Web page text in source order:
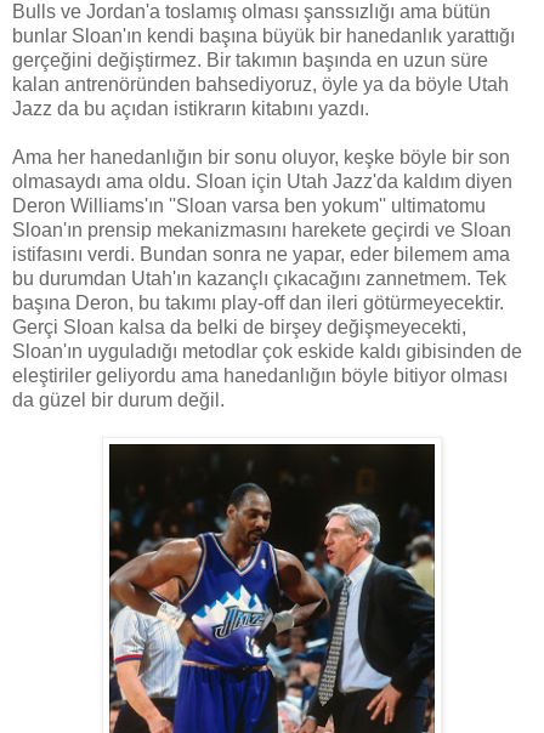
Bulls ve Jordan'a toslamış olması şanssızlığı ama bütün
bunlar Sloan'ın kendi başına büyük bir hanedanlık yarattığı
gerçeğini değiştirmez. Bir takımın başında en uzun süre
kalan antrenöründen bahsediyoruz, öyle ya da böyle Utah
Jazz da bu açıdan istikrarın kitabını yazdı.
Ama her hanedanlığın bir sonu oluyor, keşke böyle bir son
olmasaydı ama oldu. Sloan için Utah Jazz'da kaldım diyen
Deron Williams'ın ''Sloan varsa ben yokum'' ultimatomu
Sloan'ın prensip mekanizmasını harekete geçirdi ve Sloan
istifasını verdi. Bundan sonra ne yapar, eder bilemem ama
bu durumdan Utah'ın kazançlı çıkacağını zannetmem. Tek
başına Deron, bu takımı play-off dan ileri götürmeyecektir.
Gerçi Sloan kalsa da belki de birşey değişmeyecekti,
Sloan'ın uyguladığı metodlar çok eskide kaldı gibisinden de
eleştiriler geliyordu ama hanedanlığın böyle bitiyor olması
da güzel bir durum değil.